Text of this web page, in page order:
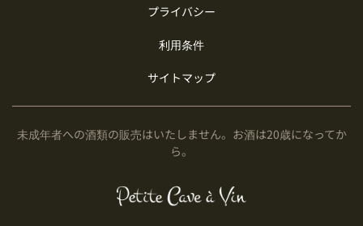
プライバシー
利用条件
サイトマップ
未成年者への酒類の販売はいたしません。お酒は20歳になってか
ら。